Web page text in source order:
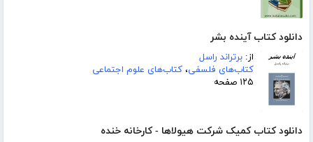
دانلود کتاب آینده بشر
از: برتراند راسل
کتاب‌های فلسفی، کتاب‌های علوم اجتماعی
۱۲۵ صفحه
دانلود کتاب کمیک شرکت هیولاها - کارخانه خنده